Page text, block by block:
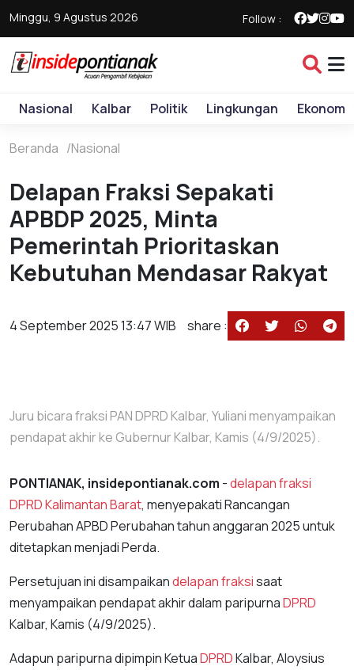
Minggu, 9 Agustus 2026 Follow :
Nasional Kalbar Politik Lingkungan Ekonomi
Beranda Nasional
Delapan Fraksi Sepakati
APBDP 2025, Minta
Pemerintah Prioritaskan
Kebutuhan Mendasar Rakyat
4 September 2025 13:47 WIB share :
Juru bicara fraksi PAN DPRD Kalbar, Yuliani menyampaikan
pendapat akhir ke Gubernur Kalbar, Kamis (4/9/2025).
PONTIANAK, insidepontianak.com -delapan fraksi
DPRDKalimantan Barat, menyepakati Rancangan
Perubahan APBD Perubahan tahun anggaran 2025 untuk
ditetapkan menjadi Perda.
Persetujuan ini disampaikandelapan fraksisaat
menyampaikan pendapat akhir dalam paripurnaDPRD
Kalbar, Kamis (4/9/2025).
Adapun paripurna dipimpin KetuaDPRDKalbar, Aloysius